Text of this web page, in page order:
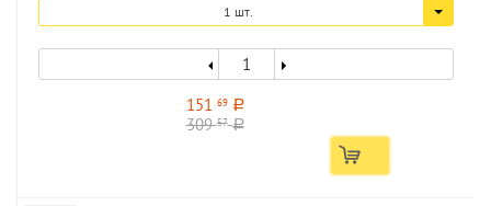
1 шт.
151 69 a
30957 a